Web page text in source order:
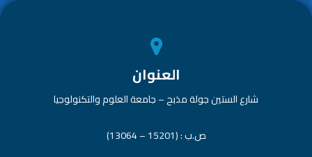
العنوان
شارع الستين جولة مذبح – جامعة العلوم والتكنولوجيا
ص.ب : (15201 – 13064)